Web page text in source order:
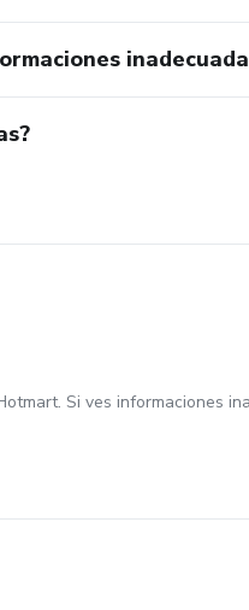
Si ves informaciones